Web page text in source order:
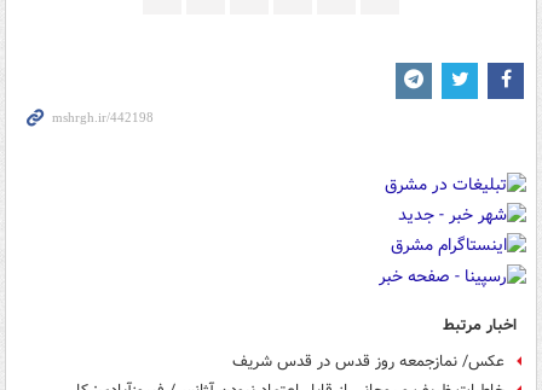
اخبار مرتبط
عکس/ نمازجمعه روز قدس در قدس شریف